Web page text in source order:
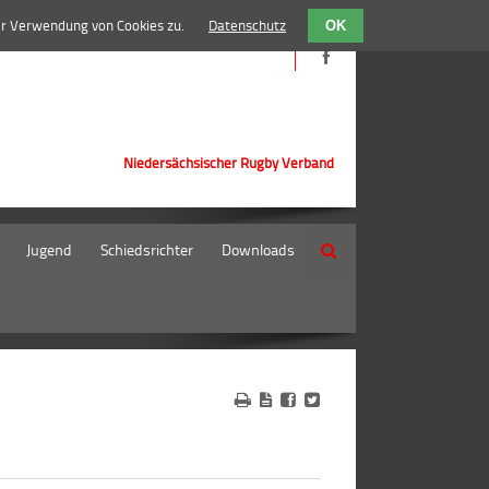
Niedersächsischer Rugby Verband
Jugend Schiedsrichter Downloads Suche
von Cookies zu. Datenschutz OK